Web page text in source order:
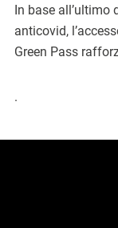
In base all’ultimo
anticovid,
Green Pass
.